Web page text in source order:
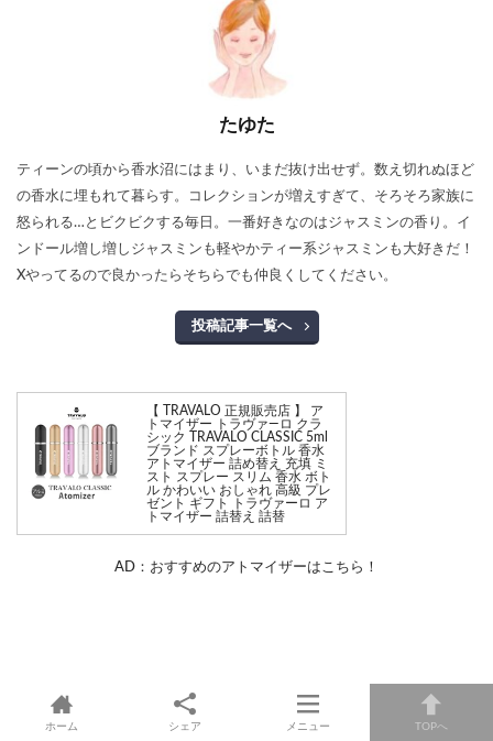
たゆた
ティーンの頃から香水沼にはまり、いまだ抜け出せず。数え切れぬほど
の香水に埋もれて暮らす。コレクションが増えすぎて、そろそろ家族に
怒られる…とビクビクする毎日。一番好きなのはジャスミンの香り。イ
ンドール増し増しジャスミンも軽やかティー系ジャスミンも大好きだ！
Xやってるので良かったらそちらでも仲良くしてください。
投稿記事一覧へ
【 TRAVALO 正規販売店 】 ア
トマイザー トラヴァ—ロ クラ
シック TRAVALO CLASSIC 5ml
ブランド スプレーボトル 香水
アトマイザー 詰め替え 充填 ミ
スト スプレー スリム 香水 ボト
ル かわいい おしゃれ 高級 プレ
ゼント ギフト トラヴァーロ ア
トマイザー 詰替え 詰替
AD：おすすめのアトマイザーはこちら！
ホーム シェア メニュー TOPへ